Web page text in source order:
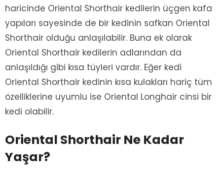
haricinde Oriental Shorthair kedilerin üçgen kafa
yapıları sayesinde de bir kedinin safkan Oriental
Shorthair olduğu anlaşılabilir. Buna ek olarak
Oriental Shorthair kedilerin adlarından da
anlaşıldığı gibi kısa tüyleri vardır. Eğer kedi
Oriental Shorthair kedinin kısa kulakları hariç tüm
özelliklerine uyumlu ise Oriental Longhair cinsi bir
kedi olabilir.
Oriental Shorthair Ne Kadar
Yaşar?